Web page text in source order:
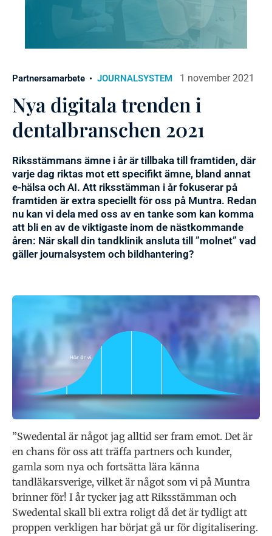
Partnersamarbete JOURNALSYSTEM 1 november 2021
Nya digitala trenden i
dentalbranschen 2021
Riksstämmans ämne i år är tillbaka till framtiden, där
varje dag riktas mot ett specifikt ämne, bland annat
e-hälsa och AI. Att riksstämman i år fokuserar på
framtiden är extra speciellt för oss på Muntra. Redan
nu kan vi dela med oss av en tanke som kan komma
att bli en av de viktigaste inom de nästkommande
åren: När skall din tandklinik ansluta till ”molnet” vad
gäller journalsystem och bildhantering?
”Swedental är något jag alltid ser fram emot. Det är
en chans för oss att träffa partners och kunder,
gamla som nya och fortsätta lära känna
tandläkarsverige, vilket är något som vi på Muntra
brinner för! I år tycker jag att Riksstämman och
Swedental skall bli extra roligt då det är tydligt att
proppen verkligen har börjat gå ur för digitalisering.